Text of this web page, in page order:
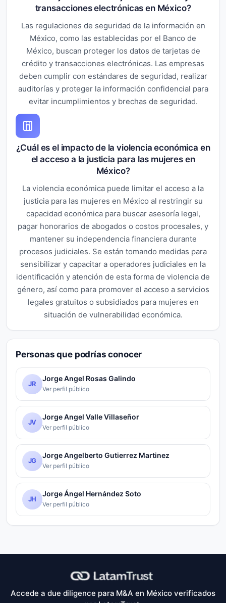
transacciones electrónicas en México?
Las regulaciones de seguridad de la información en
México, como las establecidas por el Banco de
México, buscan proteger los datos de tarjetas de
crédito y transacciones electrónicas. Las empresas
deben cumplir con estándares de seguridad, realizar
auditorías y proteger la información confidencial para
evitar incumplimientos y brechas de seguridad.
¿Cuál es el impacto de la violencia económica en
el acceso a la justicia para las mujeres en
México?
La violencia económica puede limitar el acceso a la
justicia para las mujeres en México al restringir su
capacidad económica para buscar asesoría legal,
pagar honorarios de abogados o costos procesales, y
mantener su independencia financiera durante
procesos judiciales. Se están tomando medidas para
sensibilizar y capacitar a operadores judiciales en la
identificación y atención de esta forma de violencia de
género, así como para promover el acceso a servicios
legales gratuitos o subsidiados para mujeres en
situación de vulnerabilidad económica.
Personas que podrías conocer
JR
Jorge Angel Rosas Galindo
Ver perfil público
JV
Jorge Angel Valle Villaseñor
Ver perfil público
JG
Jorge Angelberto Gutierrez Martinez
Ver perfil público
JH
Jorge Ángel Hernández Soto
Ver perfil público
Accede a due diligence para M&A en México verificados